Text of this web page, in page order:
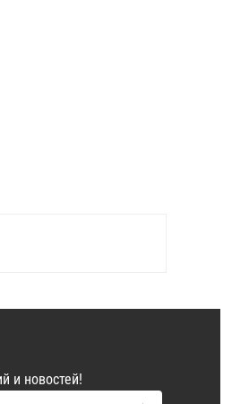
и новостей!